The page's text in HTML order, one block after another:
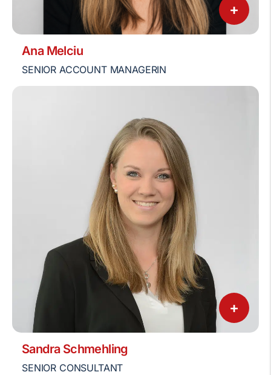
+
Ana Melciu
SENIOR ACCOUNT MANAGERIN
+
Sandra Schmehling
SENIOR CONSULTANT